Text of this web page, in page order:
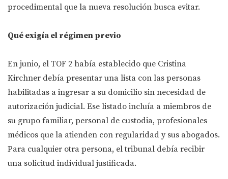
procedimental que la nueva resolución busca evitar.
Qué exigía el régimen previo
En junio, el TOF 2 había establecido que Cristina
Kirchner debía presentar una lista con las personas
habilitadas a ingresar a su domicilio sin necesidad de
autorización judicial. Ese listado incluía a miembros de
su grupo familiar, personal de custodia, profesionales
médicos que la atienden con regularidad y sus abogados.
Para cualquier otra persona, el tribunal debía recibir
una solicitud individual justificada.